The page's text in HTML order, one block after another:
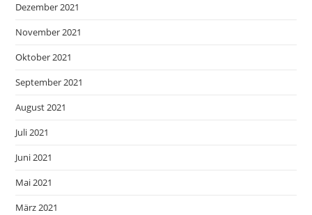
Dezember 2021
November 2021
Oktober 2021
September 2021
August 2021
Juli 2021
Juni 2021
Mai 2021
März 2021